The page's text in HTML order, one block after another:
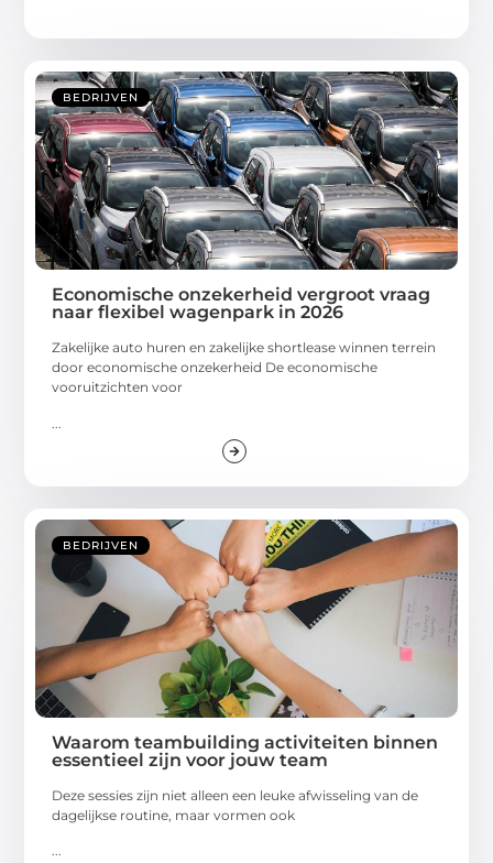
BEDRIJVEN
Economische onzekerheid vergroot vraag
naar flexibel wagenpark in 2026
Zakelijke auto huren en zakelijke shortlease winnen terrein
door economische onzekerheid De economische
vooruitzichten voor
BEDRIJVEN
Waarom teambuilding activiteiten binnen
essentieel zijn voor jouw team
Deze sessies zijn niet alleen een leuke afwisseling van de
dagelijkse routine, maar vormen ook
...